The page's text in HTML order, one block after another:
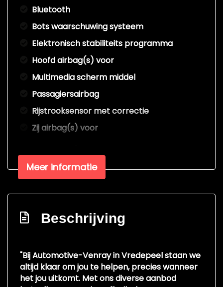
Bluetooth
Bots waarschuwing systeem
Elektronisch stabiliteits programma
Hoofd airbag(s) voor
Multimedia scherm middel
Passagiersairbag
Rijstrooksensor met correctie
Zij airbag(s) voor
Achterbank in delen neerklapbaar
Elektrische ramen voor
Stuurbekrachtiging snelheidsafhankelijk
Veiligheid
Meer informatie
Beschrijving
"Bij Automotive-Venray in Vredepeel staan we
altijd klaar om jou te helpen, precies wanneer
het jou uitkomt. Met ons diverse aanbod